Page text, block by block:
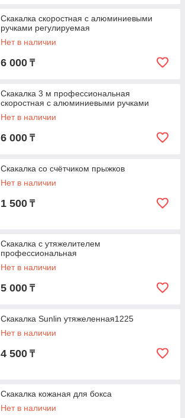
Скакалка скоростная с алюминиевыми
ручками регулируемая
Нет в наличии
6 000 ₸
Скакалка 3 м профессиональная
скоростная с алюминиевыми ручками
Нет в наличии
6 000 ₸
Скакалка со счётчиком прыжков
Нет в наличии
1 500 ₸
Скакалка с утяжелителем
профессиональная
Нет в наличии
5 000 ₸
Скакалка Sunlin утяжеленная1225
Нет в наличии
4 500 ₸
Скакалка кожаная для бокса
Нет в наличии